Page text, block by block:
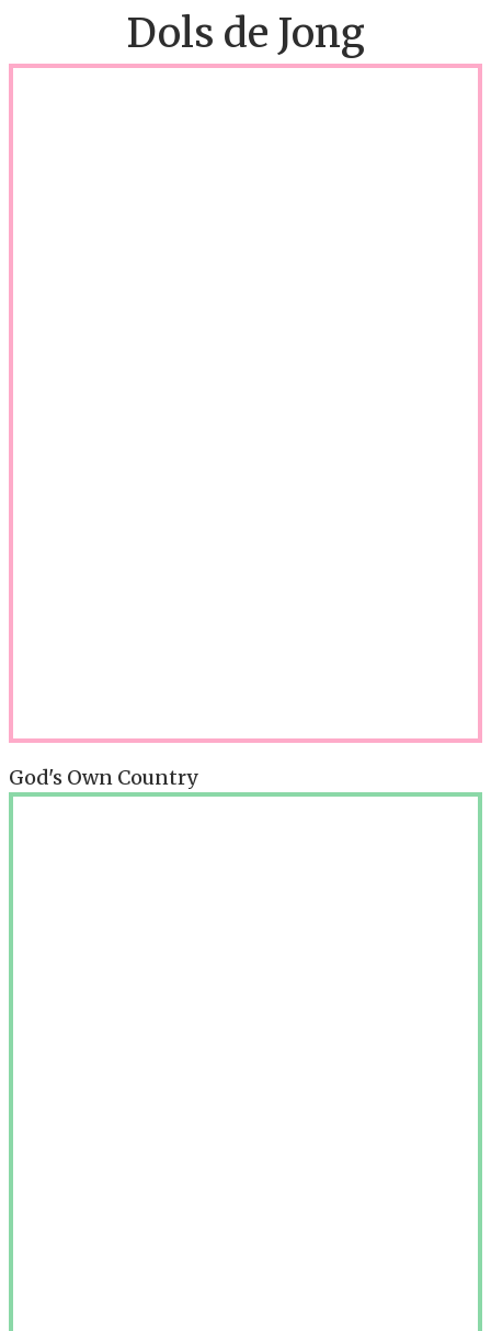
Dols de Jong
God's Own Country